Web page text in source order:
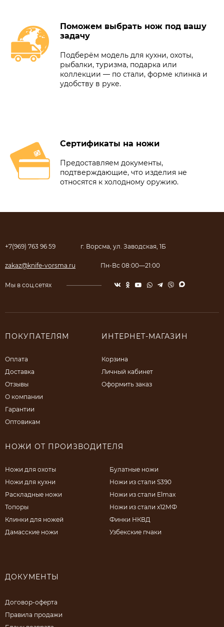
Поможем выбрать нож под вашу
задачу
Подберём модель для кухни, охоты,
рыбалки, туризма, подарка или
коллекции — по стали, форме клинка и
удобству в руке.
Сертификаты на ножи
Предоставляем документы,
подтверждающие, что изделия не
относятся к холодному оружию.
+7(969) 763 96 59 г. Ворсма, ул. Заводская, 1Б
zakaz@knife-vorsma.ru Пн-Вс 08:00—21:00
Мы в соц.сетях
ПОКУПАТЕЛЯМ
Оплата
Доставка
Отзывы
О компании
Гарантии
Оптовикам
ИНТЕРНЕТ-МАГАЗИН
Корзина
Личный кабинет
Оформить заказ
НОЖИ ОТ ПРОИЗВОДИТЕЛЯ
Ножи для охоты
Ножи для кухни
Раскладные ножи
Топоры
Клинки для ножей
Дамасские ножи
Булатные ножи
Ножи из стали S390
Ножи из стали Elmax
Ножи из стали х12МФ
Финки НКВД
Узбекские пчаки
ДОКУМЕНТЫ
Договор-оферта
Правила продажи